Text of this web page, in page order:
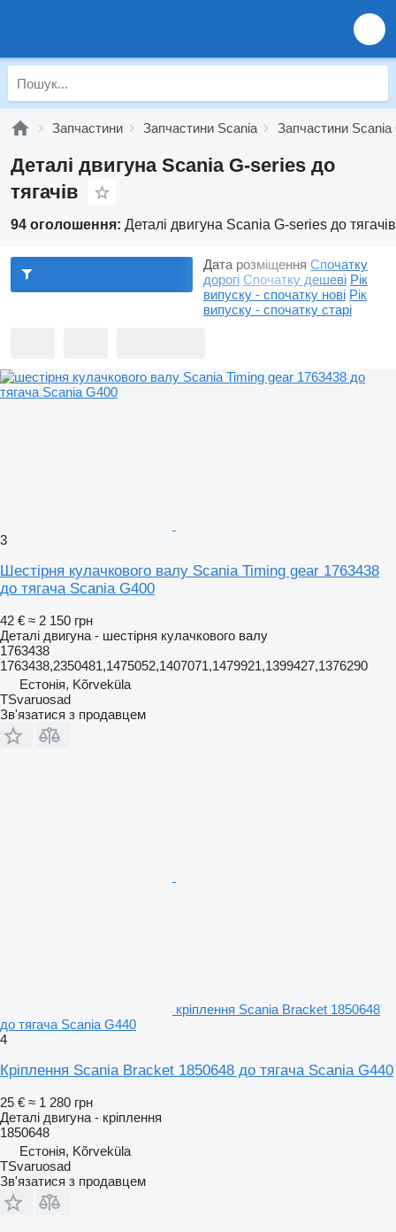
Запчастини Запчастини Scania Запчастини
Деталі двигуна Scania G-series до
тягачів
94 оголошення: Деталі двигуна Scania G-series до тягачів
Дата розміщення Спочатку
дорогі Спочатку дешеві Рік
випуску - спочатку нові Рік
випуску - спочатку старі
3
Шестірня кулачкового валу Scania Timing gear 1763438
до тягача Scania G400
42 € ≈ 2 150 грн
Деталі двигуна - шестірня кулачкового валу
1763438
1763438,2350481,1475052,1407071,1479921,1399427,1376290
Естонія, Kõrveküla
TSvaruosad
Зв'язатися з продавцем
кріплення Scania Bracket 1850648
до тягача Scania G440
4
Кріплення Scania Bracket 1850648 до тягача Scania G440
25 € ≈ 1 280 грн
Деталі двигуна - кріплення
1850648
Естонія, Kõrveküla
TSvaruosad
Зв'язатися з продавцем